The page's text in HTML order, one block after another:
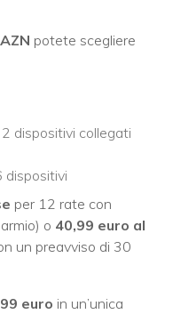
potete scegliere
dispositivi collegati
dispositivi
per 12 rate con
o 40,99 euro al
un preavviso di 30
euro in un’unica